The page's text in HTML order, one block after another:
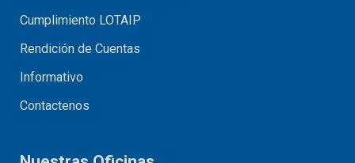
Cumplimiento LOTAIP
Rendición de Cuentas
Informativo
Contactenos